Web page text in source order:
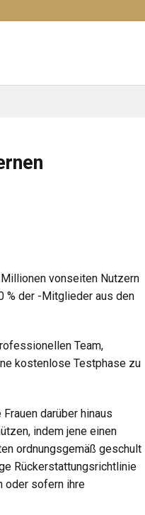
vonseiten Nutzern
% der -Mitglieder aus den
Team,
kostenlose Testphase zu
darüber hinaus
indem jene einen
ordnungsgemäß geschult
Rückerstattungsrichtlinie
oder sofern ihre